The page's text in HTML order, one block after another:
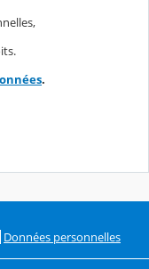
.
Données personnelles